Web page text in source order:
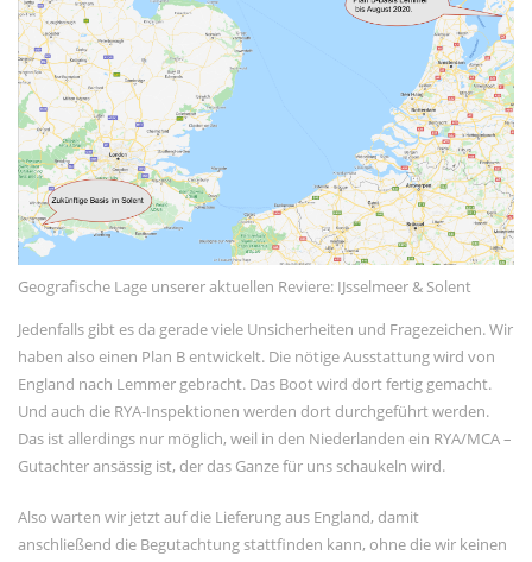
November 2023
September 2023
Juni 2023
Mai 2023
März 2023
Dezember 2022
September 2022
Juni 2022
Februar 2022
Januar 2022
Oktober 2021
Juni 2021
Mai 2021
April 2021
Februar 2021
Geografische Lage unserer aktuellen Reviere: IJsselmeer & Solent
Jedenfalls gibt es da gerade viele Unsicherheiten und Fragezeichen. Wir
haben also einen Plan B entwickelt. Die nötige Ausstattung wird von
England nach Lemmer gebracht. Das Boot wird dort fertig gemacht.
Und auch die RYA-Inspektionen werden dort durchgeführt werden.
Das ist allerdings nur möglich, weil in den Niederlanden ein RYA/MCA –
Gutachter ansässig ist, der das Ganze für uns schaukeln wird.
Also warten wir jetzt auf die Lieferung aus England, damit
anschließend die Begutachtung stattfinden kann, ohne die wir keinen